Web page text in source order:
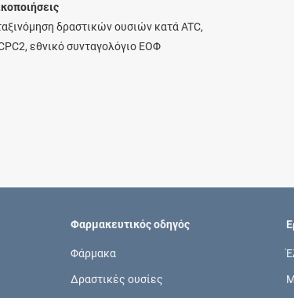
Ενημερωθείτε για την ασφάλεια
ενός φαρμάκου κατά τη
επιπλέον παροχές των
Ενδείξεις και αγωγές
δραστικών ουσιών κατά ATC,
εθνικό συνταγολόγιο ΕΟΦ
Φαρμακευτικός οδηγός
Φάρμακα
Δραστικές ουσίες